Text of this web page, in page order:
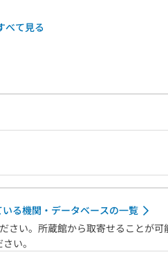
べて見る
る機関・データベースの一覧
さい。所蔵館から取寄せることが可
い。